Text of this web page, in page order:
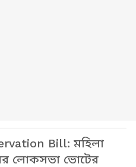
Bill: মহিলা
লোকসভা ভোটের